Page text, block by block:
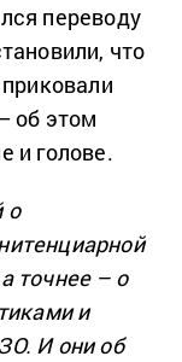
переводу
что
об этом
и голове.
о
точнее – о
и
И они об